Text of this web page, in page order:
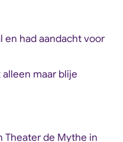
en had aandacht voor
alleen maar blije
Theater de Mythe in